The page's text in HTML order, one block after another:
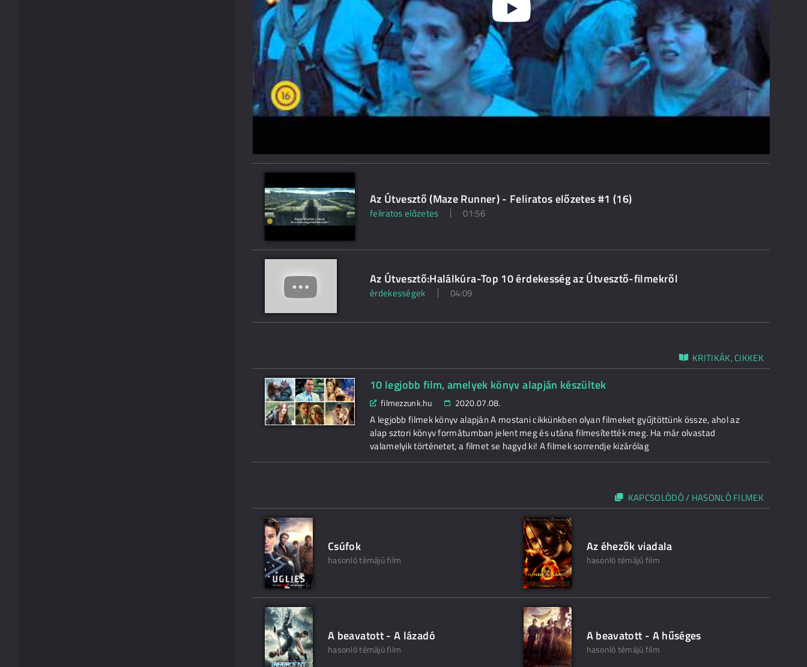
Az Útvesztő (Maze Runner) - Feliratos előzetes #1 (16)
feliratos előzetes 01:56
Az Útvesztő:Halálkúra-Top 10 érdekesség az Útvesztő-filmekről
érdekességek 04:09
KRITIKÁK, CIKKEK
10 legjobb film, amelyek könyv alapján készültek
filmezzunk.hu 2020.07.08.
A legjobb filmek könyv alapján A mostani cikkünkben olyan filmeket gyűjtöttünk össze, ahol az
alap sztori könyv formátumban jelent meg és utána filmesítették meg. Ha már olvastad
valamelyik történetet, a filmet se hagyd ki! A filmek sorrendje kizárólag
KAPCSOLÓDÓ / HASONLÓ FILMEK
Csúfok
hasonló témájú film
Az éhezők viadala
hasonló témájú film
A beavatott - A lázadó
hasonló témájú film
A beavatott - A hűséges
hasonló témájú film